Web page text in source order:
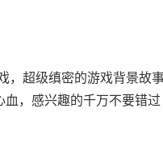
超级缜密的游戏背景故
，感兴趣的千万不要错过